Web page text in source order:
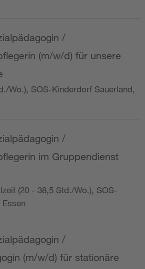
/
(m/w/d) für unsere
Wo.), SOS-Kinderdorf Sauerland,
/
im Gruppendienst
(20 - 38,5 Std./Wo.), SOS-
/
(m/w/d) für stationäre